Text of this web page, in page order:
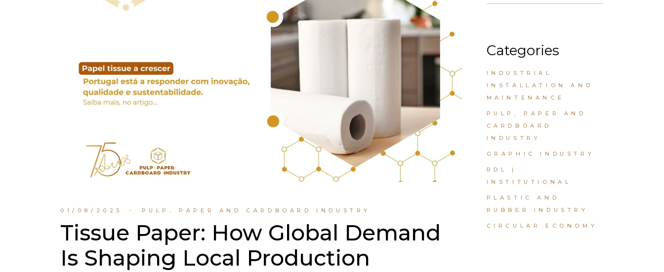
01/08/2025 PULP, PAPER AND CARDBOARD INDUSTRY
Tissue Paper: How Global Demand
Is Shaping Local Production
Categories
INDUSTRIAL
INSTALLATION AND
MAINTENANCE
PULP, PAPER AND
CARDBOARD
INDUSTRY
GRAPHIC INDUSTRY
RDL |
INSTITUTIONAL
PLASTIC AND
RUBBER INDUSTRY
CIRCULAR ECONOMY